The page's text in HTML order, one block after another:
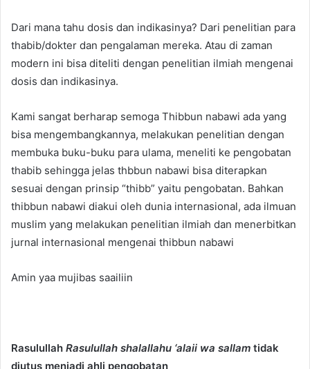
Dari mana tahu dosis dan indikasinya? Dari penelitian para
thabib/dokter dan pengalaman mereka. Atau di zaman
modern ini bisa diteliti dengan penelitian ilmiah mengenai
dosis dan indikasinya.
Kami sangat berharap semoga Thibbun nabawi ada yang
bisa mengembangkannya, melakukan penelitian dengan
membuka buku-buku para ulama, meneliti ke pengobatan
thabib sehingga jelas thbbun nabawi bisa diterapkan
sesuai dengan prinsip “thibb” yaitu pengobatan. Bahkan
thibbun nabawi diakui oleh dunia internasional, ada ilmuan
muslim yang melakukan penelitian ilmiah dan menerbitkan
jurnal internasional mengenai thibbun nabawi
Amin yaa mujibas saailiin
Rasulullah Rasulullah shalallahu ‘alaii wa sallam tidak
diutus menjadi ahli pengobatan